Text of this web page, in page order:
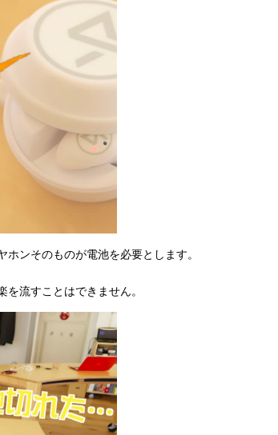
ンそのものが電池を必要とします。
流すことはできません。